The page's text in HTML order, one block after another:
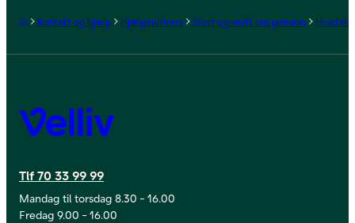
Forside
Kontakt og hjælp Hjælpeunivers Stort og småt om pension Hvad
Velliv
Tlf 70 33 99 99
Mandag til torsdag 8.30 - 16.00
Fredag 9.00 - 16.00